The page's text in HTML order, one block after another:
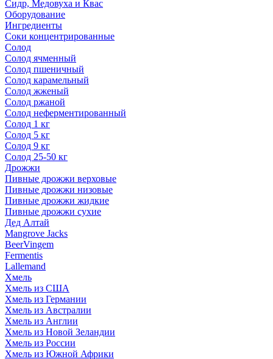
Сидр, Медовуха и Квас
Оборудование
Ингредиенты
Соки концентрированные
Солод
Солод ячменный
Солод пшеничный
Солод карамельный
Солод жженый
Солод ржаной
Солод неферментированный
Солод 1 кг
Солод 5 кг
Солод 9 кг
Солод 25-50 кг
Дрожжи
Пивные дрожжи верховые
Пивные дрожжи низовые
Пивные дрожжи жидкие
Пивные дрожжи сухие
Дед Алтай
Mangrove Jacks
BeerVingem
Fermentis
Lallemand
Хмель
Хмель из США
Хмель из Германии
Хмель из Австралии
Хмель из Англии
Хмель из Новой Зеландии
Хмель из России
Хмель из Южной Африки